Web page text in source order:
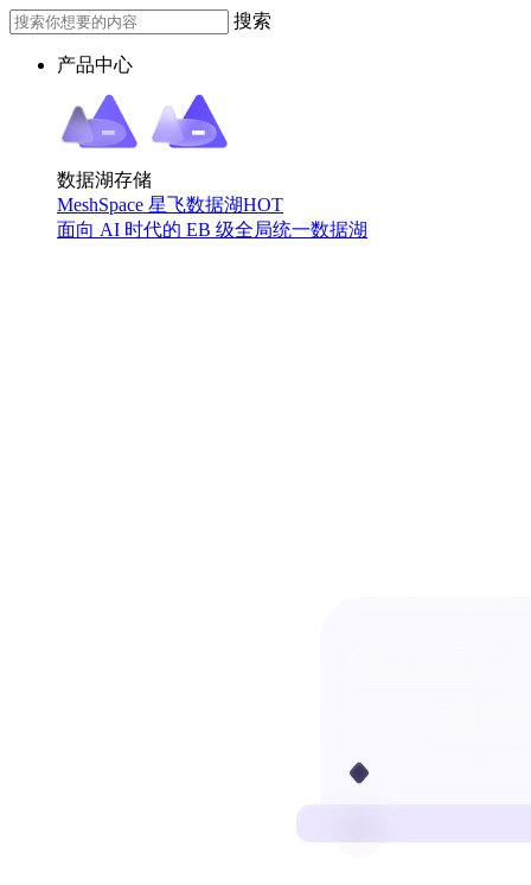
搜索
产品中心
数据湖存储
MeshSpace 星飞数据湖HOT
面向 AI 时代的 EB 级全局统一数据湖